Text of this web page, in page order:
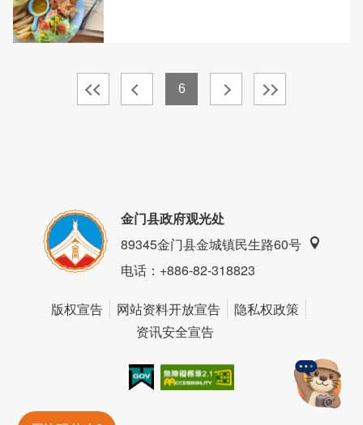
6
金门县政府观光处
89345金门县金城镇民生路60号
电话：+886-82-318823
版权宣告 网站资料开放宣告
隐私权政策
资讯安全宣告